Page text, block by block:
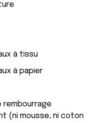
à tissu
à papier
rembourrage
(ni mousse, ni coton